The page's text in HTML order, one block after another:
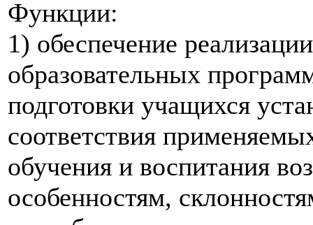
Функции:
1) обеспечение
образовательных
подготовки учащихся
соответствия
обучения и воспитания
особенностям,